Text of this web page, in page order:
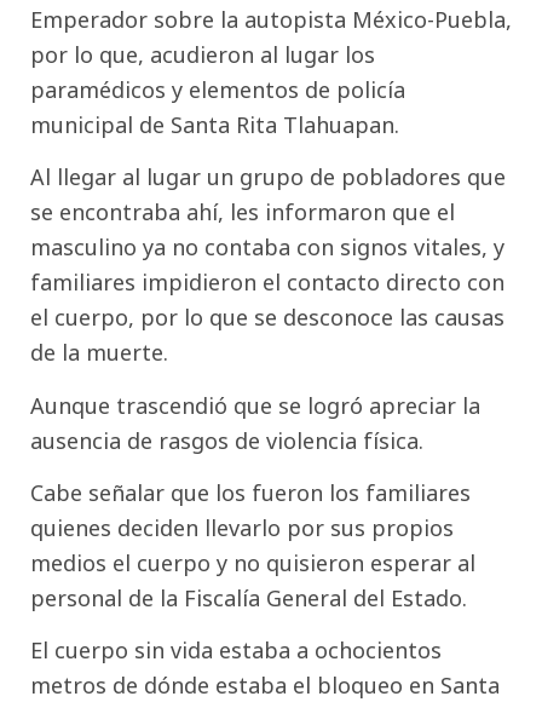
Emperador sobre la autopista México-Puebla,
por lo que, acudieron al lugar los
paramédicos y elementos de policía
municipal de Santa Rita Tlahuapan.
Al llegar al lugar un grupo de pobladores que
se encontraba ahí, les informaron que el
masculino ya no contaba con signos vitales, y
familiares impidieron el contacto directo con
el cuerpo, por lo que se desconoce las causas
de la muerte.
Aunque trascendió que se logró apreciar la
ausencia de rasgos de violencia física.
Cabe señalar que los fueron los familiares
quienes deciden llevarlo por sus propios
medios el cuerpo y no quisieron esperar al
personal de la Fiscalía General del Estado.
El cuerpo sin vida estaba a ochocientos
metros de dónde estaba el bloqueo en Santa